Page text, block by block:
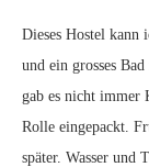
Dieses Hostel kann
und ein grosses
gab es nicht immer
Rolle eingepackt.
später. Wasser und